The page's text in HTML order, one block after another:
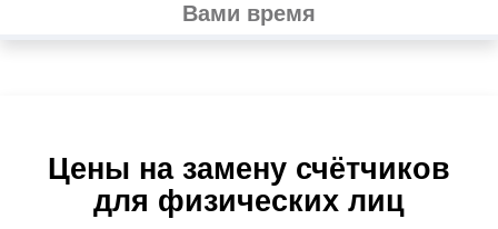
Вами время
Цены на замену счётчиков
для физических лиц